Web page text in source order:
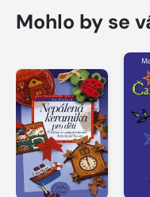
Mohlo by se